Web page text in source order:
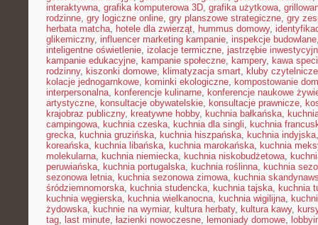
interaktywna, grafika komputerowa 3D, grafika użytkowa,
rodzinne, gry logiczne online, gry planszowe strategiczne, gry
herbata matcha, hotele dla zwierząt, hummus domowy,
glikemiczny, influencer marketing kampanie, inspekcje budowlane
inteligentne oświetlenie, izolacje termiczne, jastrzębie
kampanie edukacyjne, kampanie społeczne, kampery, kawa
rodzinny, kiszonki domowe, klimatyzacja smart, kluby czytelnicze
kolacje jednogarnkowe, kominki ekologiczne, kompostowanie
interpersonalna, konferencje kulinarne, konferencje naukowe
artystyczne, konsultacje obywatelskie, konsultacje prawnicze,
krajobraz publiczny, kreatywne hobby, kuchnia bałkańska,
campingowa, kuchnia czeska, kuchnia dla singli, kuchnia
grecka, kuchnia gruzińska, kuchnia hiszpańska, kuchnia indyjska
koreańska, kuchnia libańska, kuchnia marokańska, kuchnia
molekularna, kuchnia niemiecka, kuchnia niskobudżetowa,
peruwiańska, kuchnia portugalska, kuchnia roślinna, kuchnia
sezonowa letnia, kuchnia sezonowa zimowa, kuchnia
śródziemnomorska, kuchnia studencka, kuchnia tajska, kuchnia
kuchnia węgierska, kuchnia wielkanocna, kuchnia wigilijna,
żydowska, kuchnie na wymiar, kultura herbaty, kultura kawy,
tag, last minute, łazienki nowoczesne, lemoniady domowe,